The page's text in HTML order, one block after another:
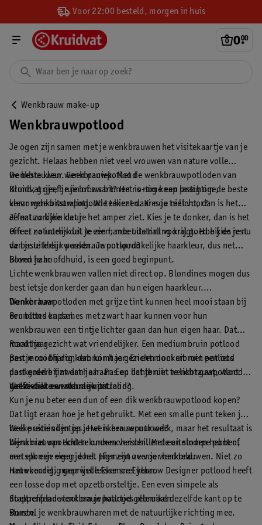
Voor 22:00 besteld, morgen in huis
0.
00
Wenkbrauw make-up
Wenkbrauwpotlood
Je ogen zijn samen met je wenkbrauwen het visitekaartje van je
gezicht. Helaas hebben niet veel vrouwen van nature volle
wenkbrauwen. Geen paniek. Met de wenkbrauwpotloden van
Kruidvat geef je je brows binnen no-time een prachtige,
verzorgde uitstraling. Wie tekent daar nou niet voor?
De beste kleur wenkbrauwpotlood
Blond, grijs, bruin of zwart? Het is nog knap lastig om de beste
kleur wenkbrauwpotlood te kiezen. Kies je te licht, dan is het
effect zo klein dat je het amper ziet. Kies je te donker, dan is het
effect zo intens dat je een harde uitstraling krijgt. Hoe kies je nu
de beste kleur wenkbrauwpotlood?
Je natuurlijke kleur
Om er natuurlijk uit te zien, moet de tint vooral goed bij de rest
van je uiterlijk passen. Je oorspronkelijke haarkleur, dus net
boven je hoofdhuid, is een goed beginpunt.
Blond haar
Lichte wenkbrauwen vallen niet direct op. Blondines mogen dus
best ietsje donkerder gaan dan hun eigen haarkleur.
Wenkbrauwpotloden met grijze tint kunnen heel mooi staan bij
een blond kapsel.
Donker haar
Brunettes en dames met zwart haar kunnen voor hun
wenkbrauwen een tintje lichter gaan dan hun eigen haar. Dat
maakt je gezicht wat vriendelijker. Een mediumbruin potlood
past mooi bij donkerbruin haar. En een donkerbruin potlood
past goed bij zwart haar. Pas op dat je niet te licht gaat, want
dat ziet er onnatuurlijk uit.
Rood haar
Ben je roodharig, dan komt je gezicht mooi uit met een iets
donkerdere tint dan je haar. Een lichtbruin wenkbrauwpotlood
geeft vaak een warme uitstraling.
Welke dikte wenkbrauwpotlood?
Kun je nu beter een dun of een dik wenkbrauwpotlood kopen?
Dat ligt eraan hoe je het gebruikt. Met een smalle punt teken je
heel precies lijntjes. Het is een secuur werk, maar het resultaat is
bijna niet van echt te onderscheiden. Met een stompe punt of
een sponsje veeg je het pigment over je wenkbrauwen. Niet zo
nauwkeurig, maar wel lekker snel klaar.
Welke uiteinden op je wenkbrauwpotlood?
Wenkbrauwpotloden kunnen verschillende uiteinden hebben,
met elk een eigen doel. Hier zijn ze voor bedoeld:
Het voordelig geprijsde Essence Eyebrow Designer potlood heeft
een losse dop met opzetborsteltje. Een even simpele als
doeltreffende tool om je haartjes allemaal dezelfde kant op te
sturen.
Stappenplan wenkbrauwpotlood gebruiken
Borstel je wenkbrauwharen met de natuurlijke richting mee.